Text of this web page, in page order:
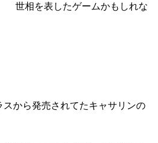
世相を表したゲームかもしれな
スから発売されてたキャサリンの